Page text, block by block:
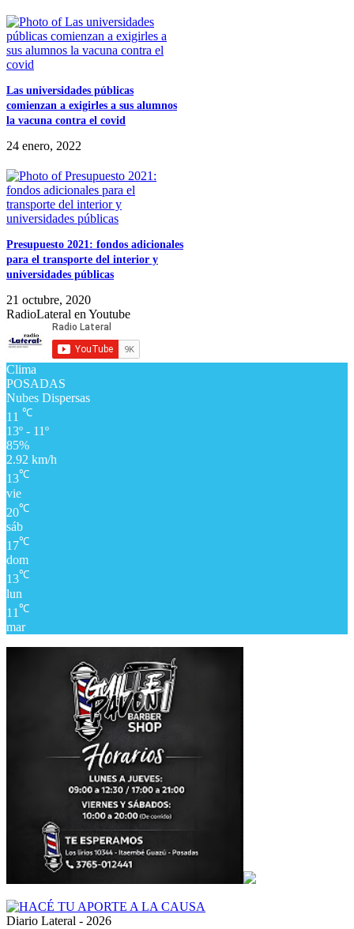
Las universidades públicas
comienzan a exigirles a sus alumnos
la vacuna contra el covid
24 enero, 2022
Presupuesto 2021: fondos adicionales
para el transporte del interior y
universidades públicas
21 octubre, 2020
RadioLateral en Youtube
Clima
POSADAS
Nubes Dispersas
11 ℃
13º - 11º
85%
2.92 km/h
13℃
vie
20℃
sáb
17℃
dom
13℃
lun
11 ℃
mar
Diario Lateral - 2026